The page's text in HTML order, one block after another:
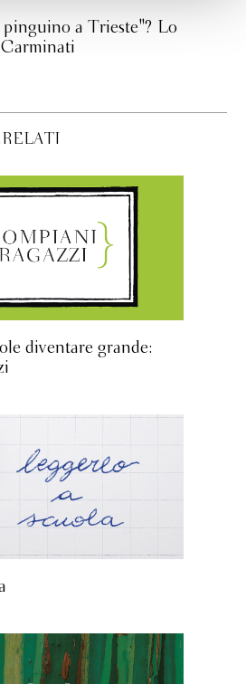
a Trieste"? Lo
diventare grande: